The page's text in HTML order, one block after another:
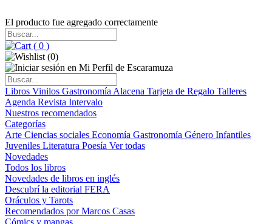
El producto fue agregado correctamente
( 0 )
(0)
Libros Vinilos Gastronomía Alacena Tarjeta de Regalo Talleres
Agenda Revista Intervalo
Nuestros recomendados
Categorías
Arte Ciencias sociales Economía Gastronomía Género Infantiles
Juveniles Literatura Poesía Ver todas
Novedades
Todos los libros
Novedades de libros en inglés
Descubrí la editorial FERA
Oráculos y Tarots
Recomendados por Marcos Casas
Cómics y mangas